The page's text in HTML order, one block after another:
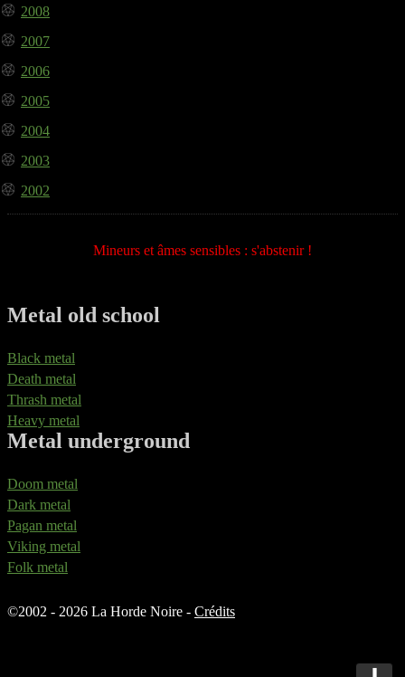
2008
2007
2006
2005
2004
2003
2002
Mineurs et âmes sensibles : s'abstenir !
Metal old school
Black metal
Death metal
Thrash metal
Heavy metal
Metal underground
Doom metal
Dark metal
Pagan metal
Viking metal
Folk metal
©2002 - 2026 La Horde Noire - Crédits